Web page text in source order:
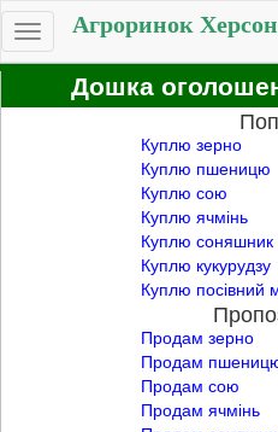
Toggle
navigation
Агроринок
Дошка
Куплю зерно
Куплю пшеницю
Куплю сою
Куплю ячмінь
Куплю соняшник
Куплю кукурудзу
Куплю посівний
Продам зерно
Продам
Продам сою
Продам ячмінь